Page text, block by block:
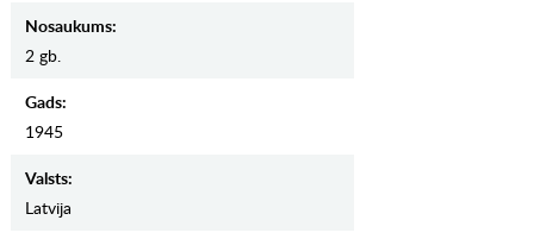
Nosaukums:
2 gb.
Gads:
1945
Valsts:
Latvija